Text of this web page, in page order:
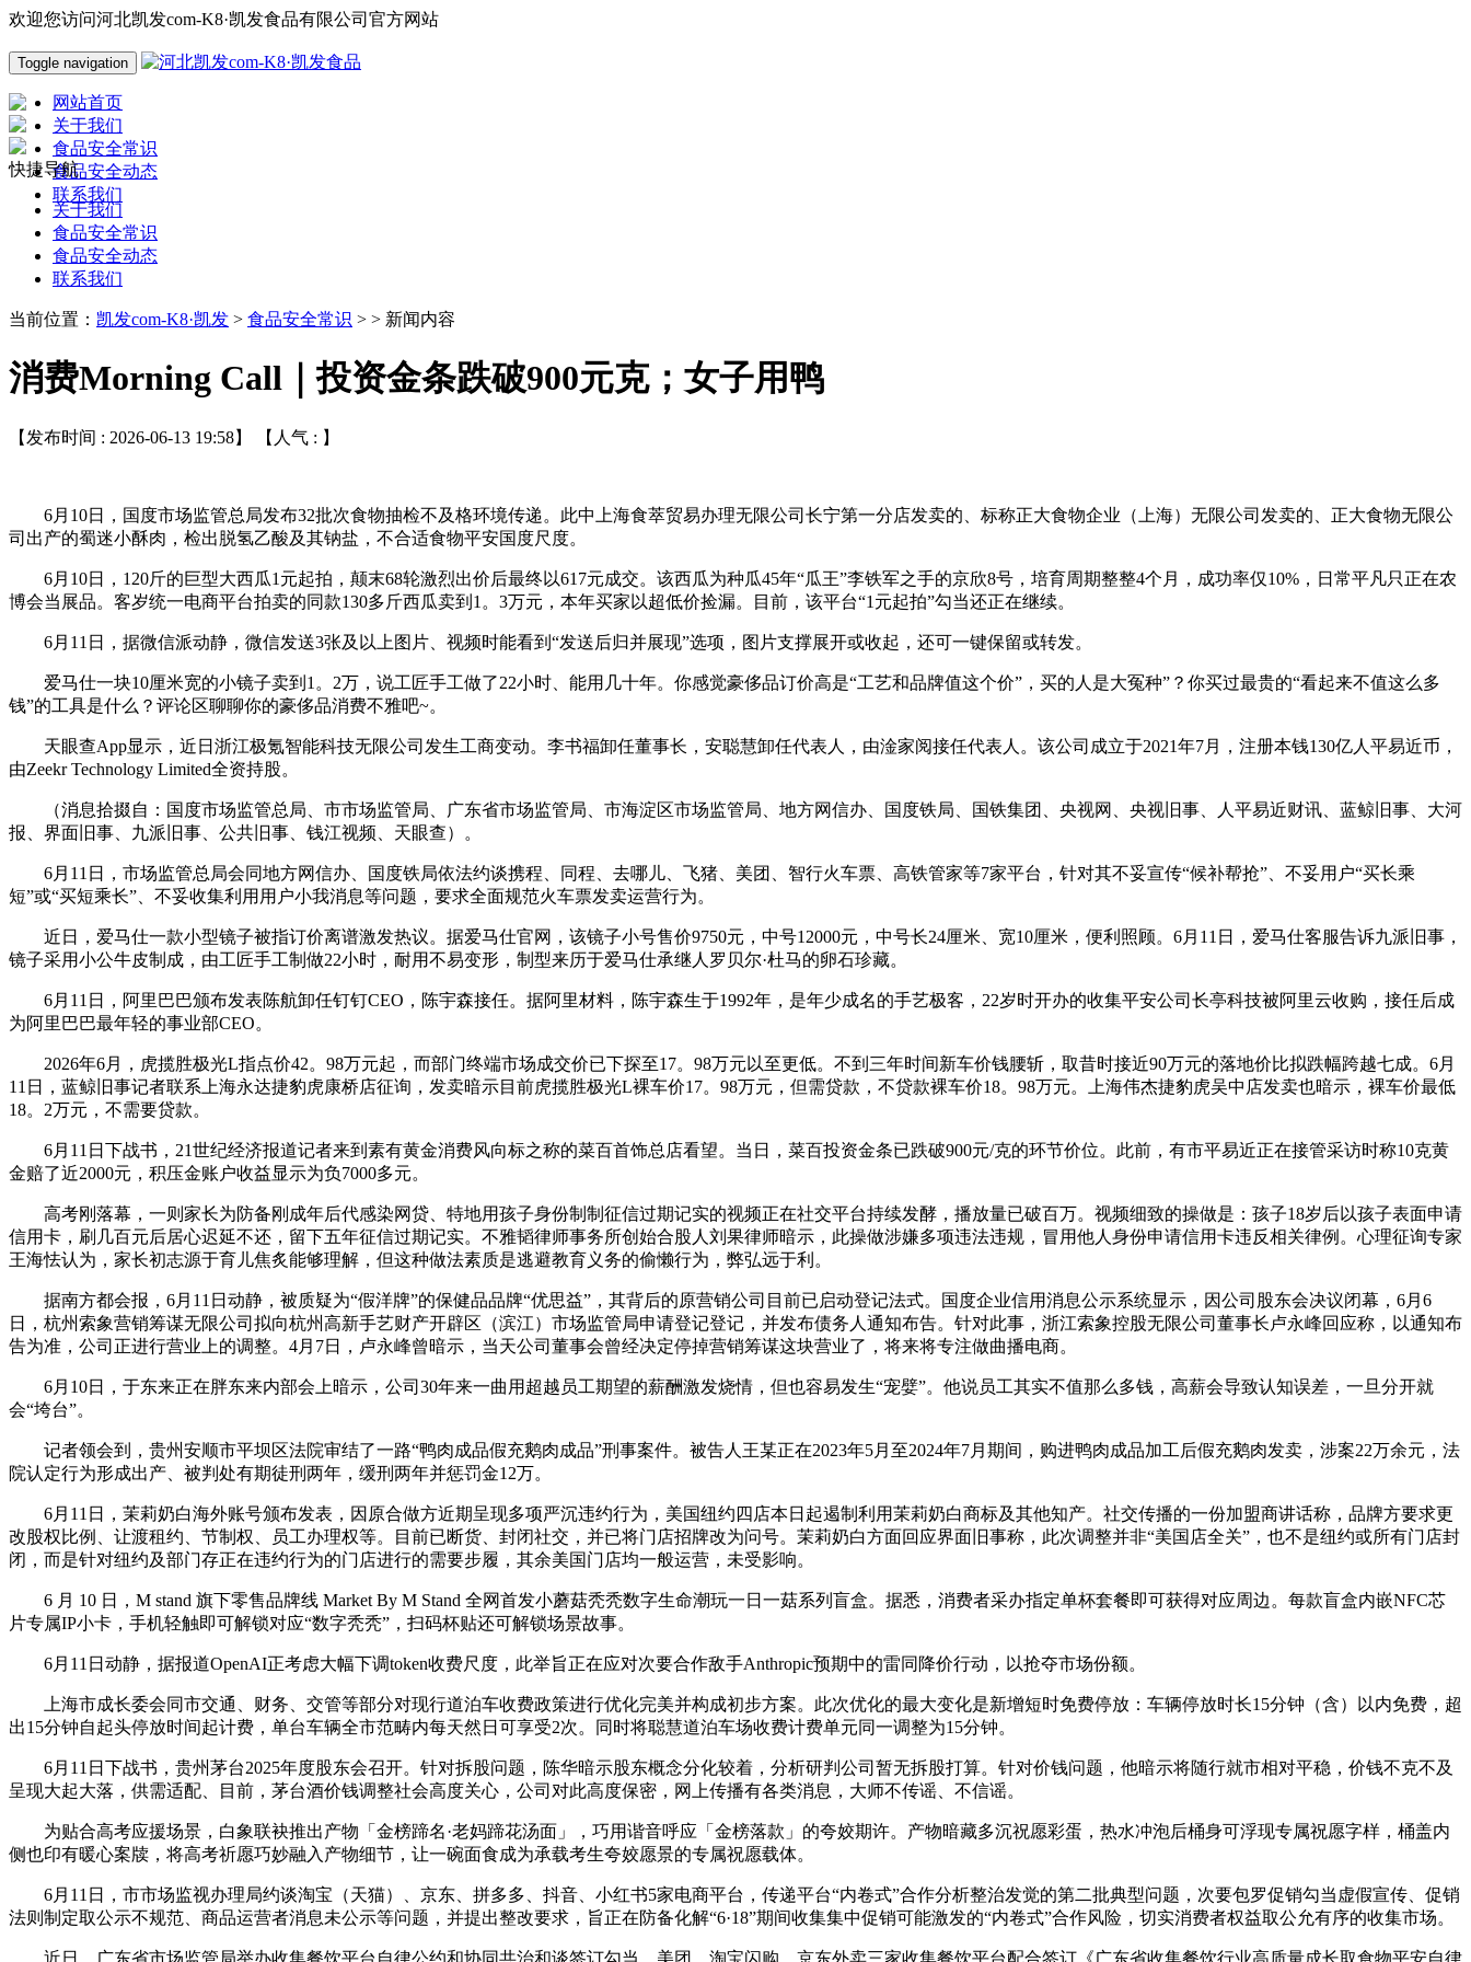
欢迎您访问河北凯发com-K8·凯发食品有限公司官方网站
Toggle navigation
网站首页
关于我们
食品安全常识
食品安全动态
联系我们
快捷导航
关于我们
食品安全常识
食品安全动态
联系我们
当前位置： 凯发com-K8·凯发 > 食品安全常识 > > 新闻内容
消费Morning Call｜投资金条跌破900元克；女子用鸭
【发布时间 : 2026-06-13 19:58】 【人气 : 】
6月10日，国度市场监管总局发布32批次食物抽检不及格环境传递。此中上海食萃贸易办理无限公司长宁第一分店发卖的、标称正大食物企业（上海）无限公司发卖的、正大食物无限公
司出产的蜀迷小酥肉，检出脱氢乙酸及其钠盐，不合适食物平安国度尺度。
6月10日，120斤的巨型大西瓜1元起拍，颠末68轮激烈出价后最终以617元成交。该西瓜为种瓜45年“瓜王”李铁军之手的京欣8号，培育周期整整4个月，成功率仅10%，日常平凡只正在农
博会当展品。客岁统一电商平台拍卖的同款130多斤西瓜卖到1。3万元，本年买家以超低价捡漏。目前，该平台“1元起拍”勾当还正在继续。
6月11日，据微信派动静，微信发送3张及以上图片、视频时能看到“发送后归并展现”选项，图片支撑展开或收起，还可一键保留或转发。
爱马仕一块10厘米宽的小镜子卖到1。2万，说工匠手工做了22小时、能用几十年。你感觉豪侈品订价高是“工艺和品牌值这个价”，买的人是大冤种”？你买过最贵的“看起来不值这么多
钱”的工具是什么？评论区聊聊你的豪侈品消费不雅吧~。
天眼查App显示，近日浙江极氪智能科技无限公司发生工商变动。李书福卸任董事长，安聪慧卸任代表人，由淦家阅接任代表人。该公司成立于2021年7月，注册本钱130亿人平易近币，
由Zeekr Technology Limited全资持股。
（消息拾掇自：国度市场监管总局、市市场监管局、广东省市场监管局、市海淀区市场监管局、地方网信办、国度铁局、国铁集团、央视网、央视旧事、人平易近财讯、蓝鲸旧事、大河
报、界面旧事、九派旧事、公共旧事、钱江视频、天眼查）。
6月11日，市场监管总局会同地方网信办、国度铁局依法约谈携程、同程、去哪儿、飞猪、美团、智行火车票、高铁管家等7家平台，针对其不妥宣传“候补帮抢”、不妥用户“买长乘
短”或“买短乘长”、不妥收集利用用户小我消息等问题，要求全面规范火车票发卖运营行为。
近日，爱马仕一款小型镜子被指订价离谱激发热议。据爱马仕官网，该镜子小号售价9750元，中号12000元，中号长24厘米、宽10厘米，便利照顾。6月11日，爱马仕客服告诉九派旧事，
镜子采用小公牛皮制成，由工匠手工制做22小时，耐用不易变形，制型来历于爱马仕承继人罗贝尔·杜马的卵石珍藏。
6月11日，阿里巴巴颁布发表陈航卸任钉钉CEO，陈宇森接任。据阿里材料，陈宇森生于1992年，是年少成名的手艺极客，22岁时开办的收集平安公司长亭科技被阿里云收购，接任后成
为阿里巴巴最年轻的事业部CEO。
2026年6月，虎揽胜极光L指点价42。98万元起，而部门终端市场成交价已下探至17。98万元以至更低。不到三年时间新车价钱腰斩，取昔时接近90万元的落地价比拟跌幅跨越七成。6月
11日，蓝鲸旧事记者联系上海永达捷豹虎康桥店征询，发卖暗示目前虎揽胜极光L裸车价17。98万元，但需贷款，不贷款裸车价18。98万元。上海伟杰捷豹虎吴中店发卖也暗示，裸车价最低
18。2万元，不需要贷款。
6月11日下战书，21世纪经济报道记者来到素有黄金消费风向标之称的菜百首饰总店看望。当日，菜百投资金条已跌破900元/克的环节价位。此前，有市平易近正在接管采访时称10克黄
金赔了近2000元，积压金账户收益显示为负7000多元。
高考刚落幕，一则家长为防备刚成年后代感染网贷、特地用孩子身份制制征信过期记实的视频正在社交平台持续发酵，播放量已破百万。视频细致的操做是：孩子18岁后以孩子表面申请
信用卡，刷几百元后居心迟延不还，留下五年征信过期记实。不雅韬律师事务所创始合股人刘果律师暗示，此操做涉嫌多项违法违规，冒用他人身份申请信用卡违反相关律例。心理征询专家
王海怯认为，家长初志源于育儿焦炙能够理解，但这种做法素质是逃避教育义务的偷懒行为，弊弘远于利。
据南方都会报，6月11日动静，被质疑为“假洋牌”的保健品品牌“优思益”，其背后的原营销公司目前已启动登记法式。国度企业信用消息公示系统显示，因公司股东会决议闭幕，6月6
日，杭州索象营销筹谋无限公司拟向杭州高新手艺财产开辟区（滨江）市场监管局申请登记登记，并发布债务人通知布告。针对此事，浙江索象控股无限公司董事长卢永峰回应称，以通知布
告为准，公司正进行营业上的调整。4月7日，卢永峰曾暗示，当天公司董事会曾经决定停掉营销筹谋这块营业了，将来将专注做曲播电商。
6月10日，于东来正在胖东来内部会上暗示，公司30年来一曲用超越员工期望的薪酬激发烧情，但也容易发生“宠嬖”。他说员工其实不值那么多钱，高薪会导致认知误差，一旦分开就
会“垮台”。
记者领会到，贵州安顺市平坝区法院审结了一路“鸭肉成品假充鹅肉成品”刑事案件。被告人王某正在2023年5月至2024年7月期间，购进鸭肉成品加工后假充鹅肉发卖，涉案22万余元，法
院认定行为形成出产、被判处有期徒刑两年，缓刑两年并惩罚金12万。
6月11日，茉莉奶白海外账号颁布发表，因原合做方近期呈现多项严沉违约行为，美国纽约四店本日起遏制利用茉莉奶白商标及其他知产。社交传播的一份加盟商讲话称，品牌方要求更
改股权比例、让渡租约、节制权、员工办理权等。目前已断货、封闭社交，并已将门店招牌改为问号。茉莉奶白方面回应界面旧事称，此次调整并非“美国店全关”，也不是纽约或所有门店封
闭，而是针对纽约及部门存正在违约行为的门店进行的需要步履，其余美国门店均一般运营，未受影响。
6 月 10 日，M stand 旗下零售品牌线 Market By M Stand 全网首发小蘑菇秃秃数字生命潮玩一日一菇系列盲盒。据悉，消费者采办指定单杯套餐即可获得对应周边。每款盲盒内嵌NFC芯
片专属IP小卡，手机轻触即可解锁对应“数字秃秃”，扫码杯贴还可解锁场景故事。
6月11日动静，据报道OpenAI正考虑大幅下调token收费尺度，此举旨正在应对次要合作敌手Anthropic预期中的雷同降价行动，以抢夺市场份额。
上海市成长委会同市交通、财务、交管等部分对现行道泊车收费政策进行优化完美并构成初步方案。此次优化的最大变化是新增短时免费停放：车辆停放时长15分钟（含）以内免费，超
出15分钟自起头停放时间起计费，单台车辆全市范畴内每天然日可享受2次。同时将聪慧道泊车场收费计费单元同一调整为15分钟。
6月11日下战书，贵州茅台2025年度股东会召开。针对拆股问题，陈华暗示股东概念分化较着，分析研判公司暂无拆股打算。针对价钱问题，他暗示将随行就市相对平稳，价钱不克不及
呈现大起大落，供需适配、目前，茅台酒价钱调整社会高度关心，公司对此高度保密，网上传播有各类消息，大师不传谣、不信谣。
为贴合高考应援场景，白象联袂推出产物「金榜蹄名·老妈蹄花汤面」，巧用谐音呼应「金榜落款」的夸姣期许。产物暗藏多沉祝愿彩蛋，热水冲泡后桶身可浮现专属祝愿字样，桶盖内
侧也印有暖心案牍，将高考祈愿巧妙融入产物细节，让一碗面食成为承载考生夸姣愿景的专属祝愿载体。
6月11日，市市场监视办理局约谈淘宝（天猫）、京东、拼多多、抖音、小红书5家电商平台，传递平台“内卷式”合作分析整治发觉的第二批典型问题，次要包罗促销勾当虚假宣传、促销
法则制定取公示不规范、商品运营者消息未公示等问题，并提出整改要求，旨正在防备化解“6·18”期间收集集中促销可能激发的“内卷式”合作风险，切实消费者权益取公允有序的收集市场。
近日，广东省市场监管局举办收集餐饮平台自律公约和协同共治和谈签订勾当，美团、淘宝闪购、京东外卖三家收集餐饮平台配合签订《广东省收集餐饮行业高质量成长取食物平安自律